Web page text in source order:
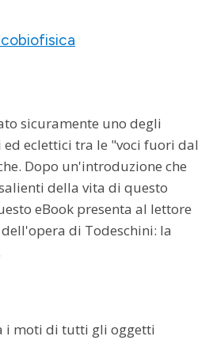
sicuramente uno degli
eclettici tra le "voci fuori dal
Dopo un'introduzione che
della vita di questo
eBook presenta al lettore
di Todeschini: la
i moti di tutti gli oggetti